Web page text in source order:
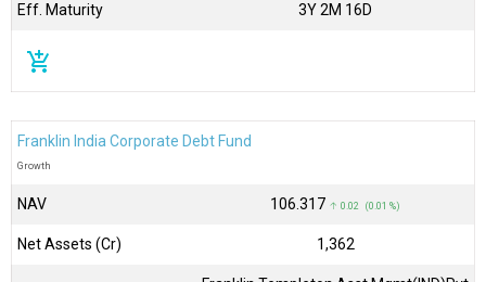
Eff. Maturity 3Y 2M 16D
add_shopping_cart
Franklin India Corporate Debt Fund
Growth
NAV ₹106.317 ↑ 0.02 (0.01 %)
Net Assets (Cr) ₹1,362